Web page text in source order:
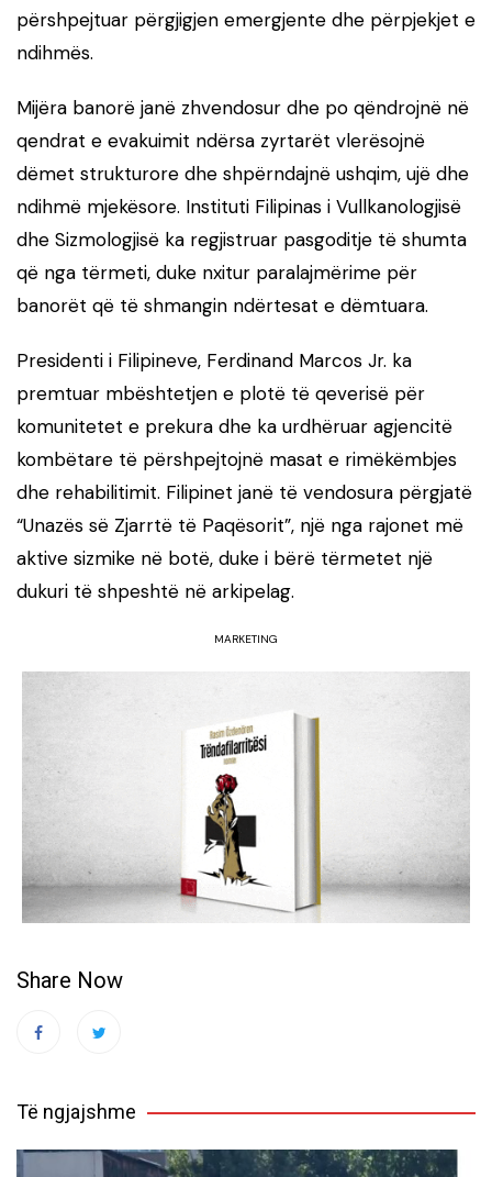
përshpejtuar përgjigjen emergjente dhe përpjekjet e
ndihmës.
Mijëra banorë janë zhvendosur dhe po qëndrojnë në
qendrat e evakuimit ndërsa zyrtarët vlerësojnë
dëmet strukturore dhe shpërndajnë ushqim, ujë dhe
ndihmë mjekësore. Instituti Filipinas i Vullkanologjisë
dhe Sizmologjisë ka regjistruar pasgoditje të shumta
që nga tërmeti, duke nxitur paralajmërime për
banorët që të shmangin ndërtesat e dëmtuara.
Presidenti i Filipineve, Ferdinand Marcos Jr. ka
premtuar mbështetjen e plotë të qeverisë për
komunitetet e prekura dhe ka urdhëruar agjencitë
kombëtare të përshpejtojnë masat e rimëkëmbjes
dhe rehabilitimit. Filipinet janë të vendosura përgjatë
“Unazës së Zjarrtë të Paqësorit”, një nga rajonet më
aktive sizmike në botë, duke i bërë tërmetet një
dukuri të shpeshtë në arkipelag.
MARKETING
Share Now
Të ngjajshme